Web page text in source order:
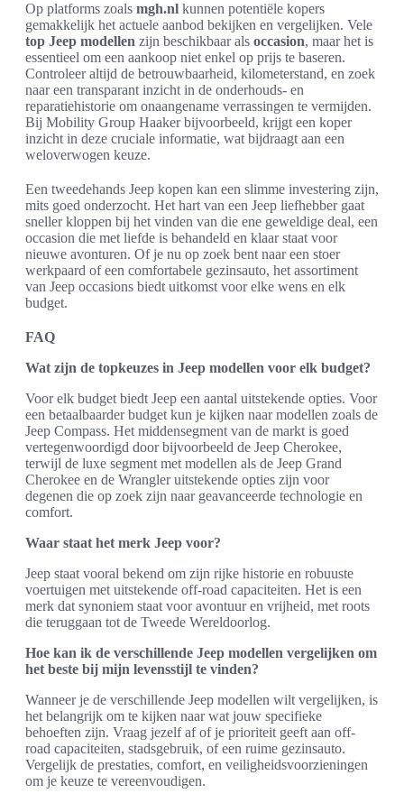
Op platforms zoals mgh.nl kunnen potentiële kopers
gemakkelijk het actuele aanbod bekijken en vergelijken. Vele
top Jeep modellen zijn beschikbaar als occasion, maar het is
essentieel om een aankoop niet enkel op prijs te baseren.
Controleer altijd de betrouwbaarheid, kilometerstand, en zoek
naar een transparant inzicht in de onderhouds- en
reparatiehistorie om onaangename verrassingen te vermijden.
Bij Mobility Group Haaker bijvoorbeeld, krijgt een koper
inzicht in deze cruciale informatie, wat bijdraagt aan een
weloverwogen keuze.
Een tweedehands Jeep kopen kan een slimme investering zijn,
mits goed onderzocht. Het hart van een Jeep liefhebber gaat
sneller kloppen bij het vinden van die ene geweldige deal, een
occasion die met liefde is behandeld en klaar staat voor
nieuwe avonturen. Of je nu op zoek bent naar een stoer
werkpaard of een comfortabele gezinsauto, het assortiment
van Jeep occasions biedt uitkomst voor elke wens en elk
budget.
FAQ
Wat zijn de topkeuzes in Jeep modellen voor elk budget?
Voor elk budget biedt Jeep een aantal uitstekende opties. Voor
een betaalbaarder budget kun je kijken naar modellen zoals de
Jeep Compass. Het middensegment van de markt is goed
vertegenwoordigd door bijvoorbeeld de Jeep Cherokee,
terwijl de luxe segment met modellen als de Jeep Grand
Cherokee en de Wrangler uitstekende opties zijn voor
degenen die op zoek zijn naar geavanceerde technologie en
comfort.
Waar staat het merk Jeep voor?
Jeep staat vooral bekend om zijn rijke historie en robuuste
voertuigen met uitstekende off-road capaciteiten. Het is een
merk dat synoniem staat voor avontuur en vrijheid, met roots
die teruggaan tot de Tweede Wereldoorlog.
Hoe kan ik de verschillende Jeep modellen vergelijken om
het beste bij mijn levensstijl te vinden?
Wanneer je de verschillende Jeep modellen wilt vergelijken, is
het belangrijk om te kijken naar wat jouw specifieke
behoeften zijn. Vraag jezelf af of je prioriteit geeft aan off-
road capaciteiten, stadsgebruik, of een ruime gezinsauto.
Vergelijk de prestaties, comfort, en veiligheidsvoorzieningen
om je keuze te vereenvoudigen.